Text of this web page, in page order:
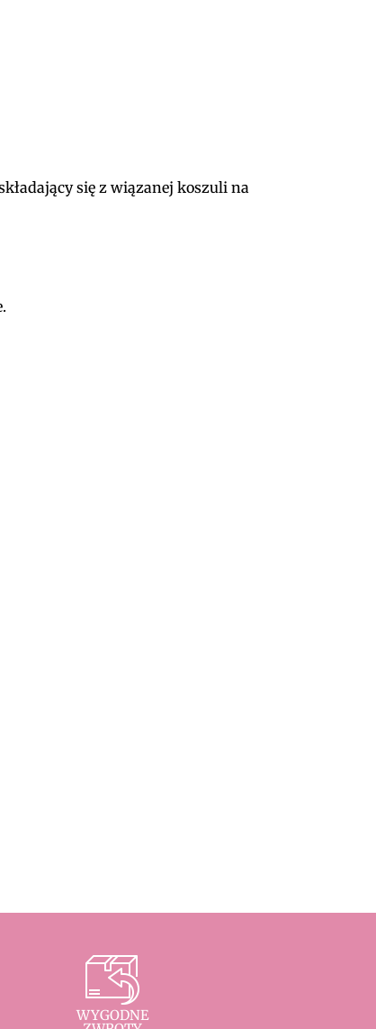
się z wiązanej koszuli na
WYGODNE